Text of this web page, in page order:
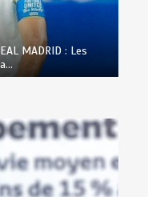
MADRID : Les